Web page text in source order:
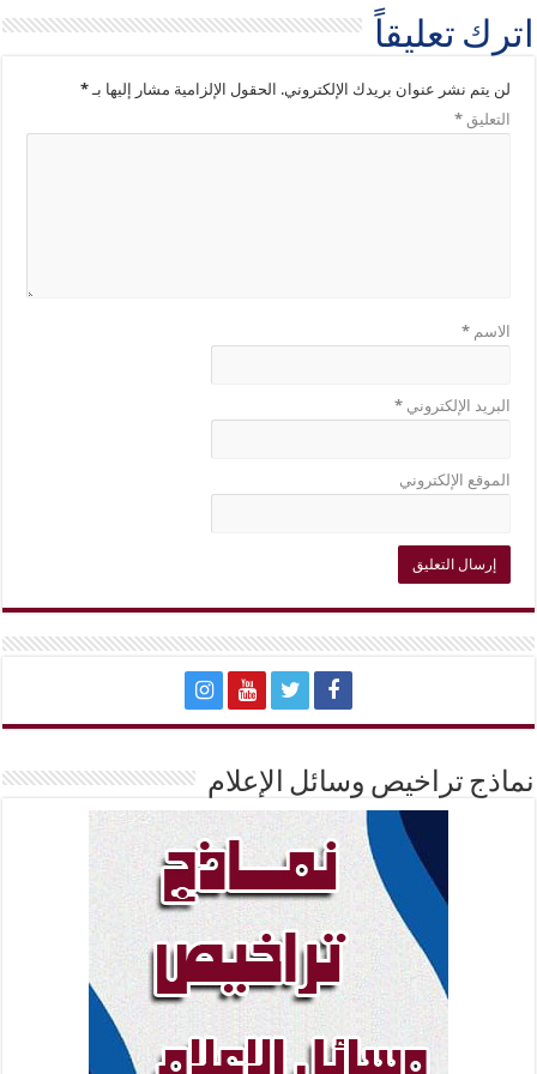
اترك تعليقاً
لن يتم نشر عنوان بريدك الإلكتروني. الحقول الإلزامية مشار إليها بـ*
التعليق*
الاسم*
البريد الإلكتروني*
الموقع الإلكتروني
نماذج تراخيص وسائل الإعلام